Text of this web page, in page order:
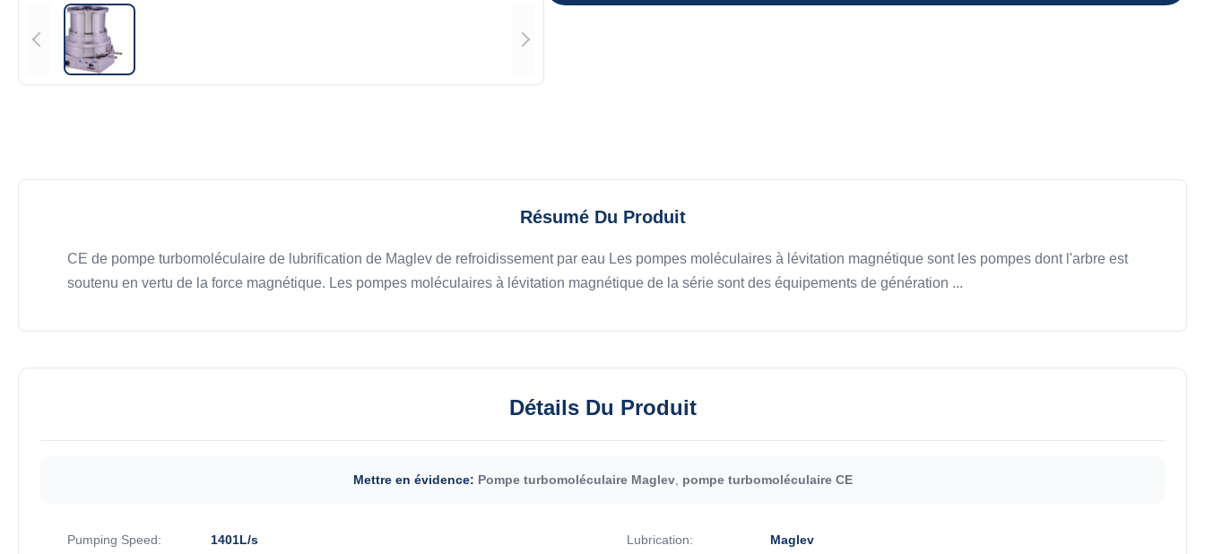
Résumé Du Produit
CE de pompe turbomoléculaire de lubrification de Maglev de refroidissement par eau Les pompes moléculaires à lévitation magnétique sont les pompes dont l'arbre est
soutenu en vertu de la force magnétique. Les pompes moléculaires à lévitation magnétique de la série sont des équipements de génération ...
Détails Du Produit
Mettre en évidence: Pompe turbomoléculaire Maglev, pompe turbomoléculaire CE
Pumping Speed: 1401L/s Lubrication: Maglev